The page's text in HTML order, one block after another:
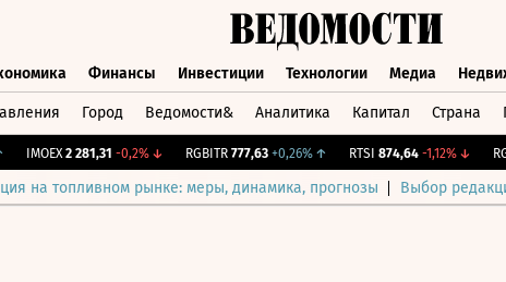
Финансы Инвестиции Технологии Медиа
Город Ведомости& Аналитика Капитал Страна
IMOEX 2 281,31 -0,2%↓ RGBITR 777,63 +0,26%↑ RTSI 874,64 -1,12%↓
на топливном рынке: меры, динамика, прогнозы Выбор